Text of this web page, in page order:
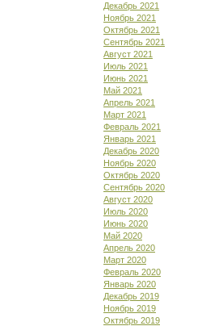
Декабрь 2021
Ноябрь 2021
Октябрь 2021
Сентябрь 2021
Август 2021
Июль 2021
Июнь 2021
Май 2021
Апрель 2021
Март 2021
Февраль 2021
Январь 2021
Декабрь 2020
Ноябрь 2020
Октябрь 2020
Сентябрь 2020
Август 2020
Июль 2020
Июнь 2020
Май 2020
Апрель 2020
Март 2020
Февраль 2020
Январь 2020
Декабрь 2019
Ноябрь 2019
Октябрь 2019